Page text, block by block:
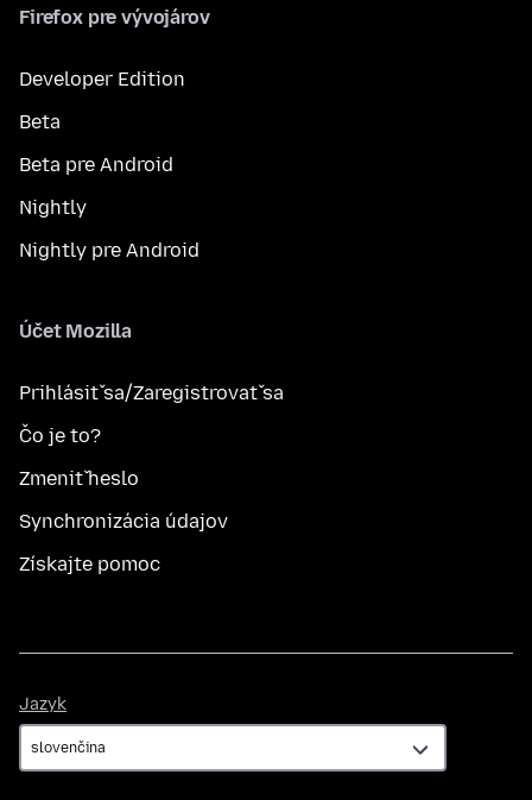
Firefox pre vývojárov
Developer Edition
Beta
Beta pre Android
Nightly
Nightly pre Android
Účet Mozilla
Prihlásiť sa/Zaregistrovať sa
Čo je to?
Zmeniť heslo
Synchronizácia údajov
Získajte pomoc
Jazyk